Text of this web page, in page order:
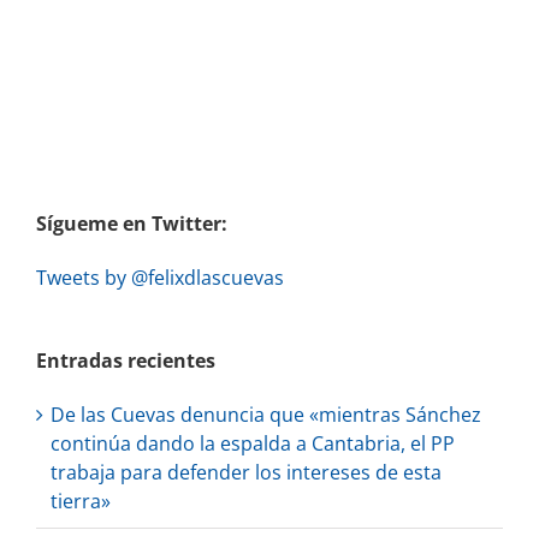
Sígueme en Twitter:
Tweets by @felixdlascuevas
Entradas recientes
De las Cuevas denuncia que «mientras Sánchez
continúa dando la espalda a Cantabria, el PP
trabaja para defender los intereses de esta
tierra»